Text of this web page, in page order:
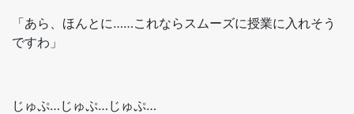
「あら、ほんとに……これならスムーズに授業に入れそう
ですわ」
じゅぷ…じゅぷ…じゅぷ…